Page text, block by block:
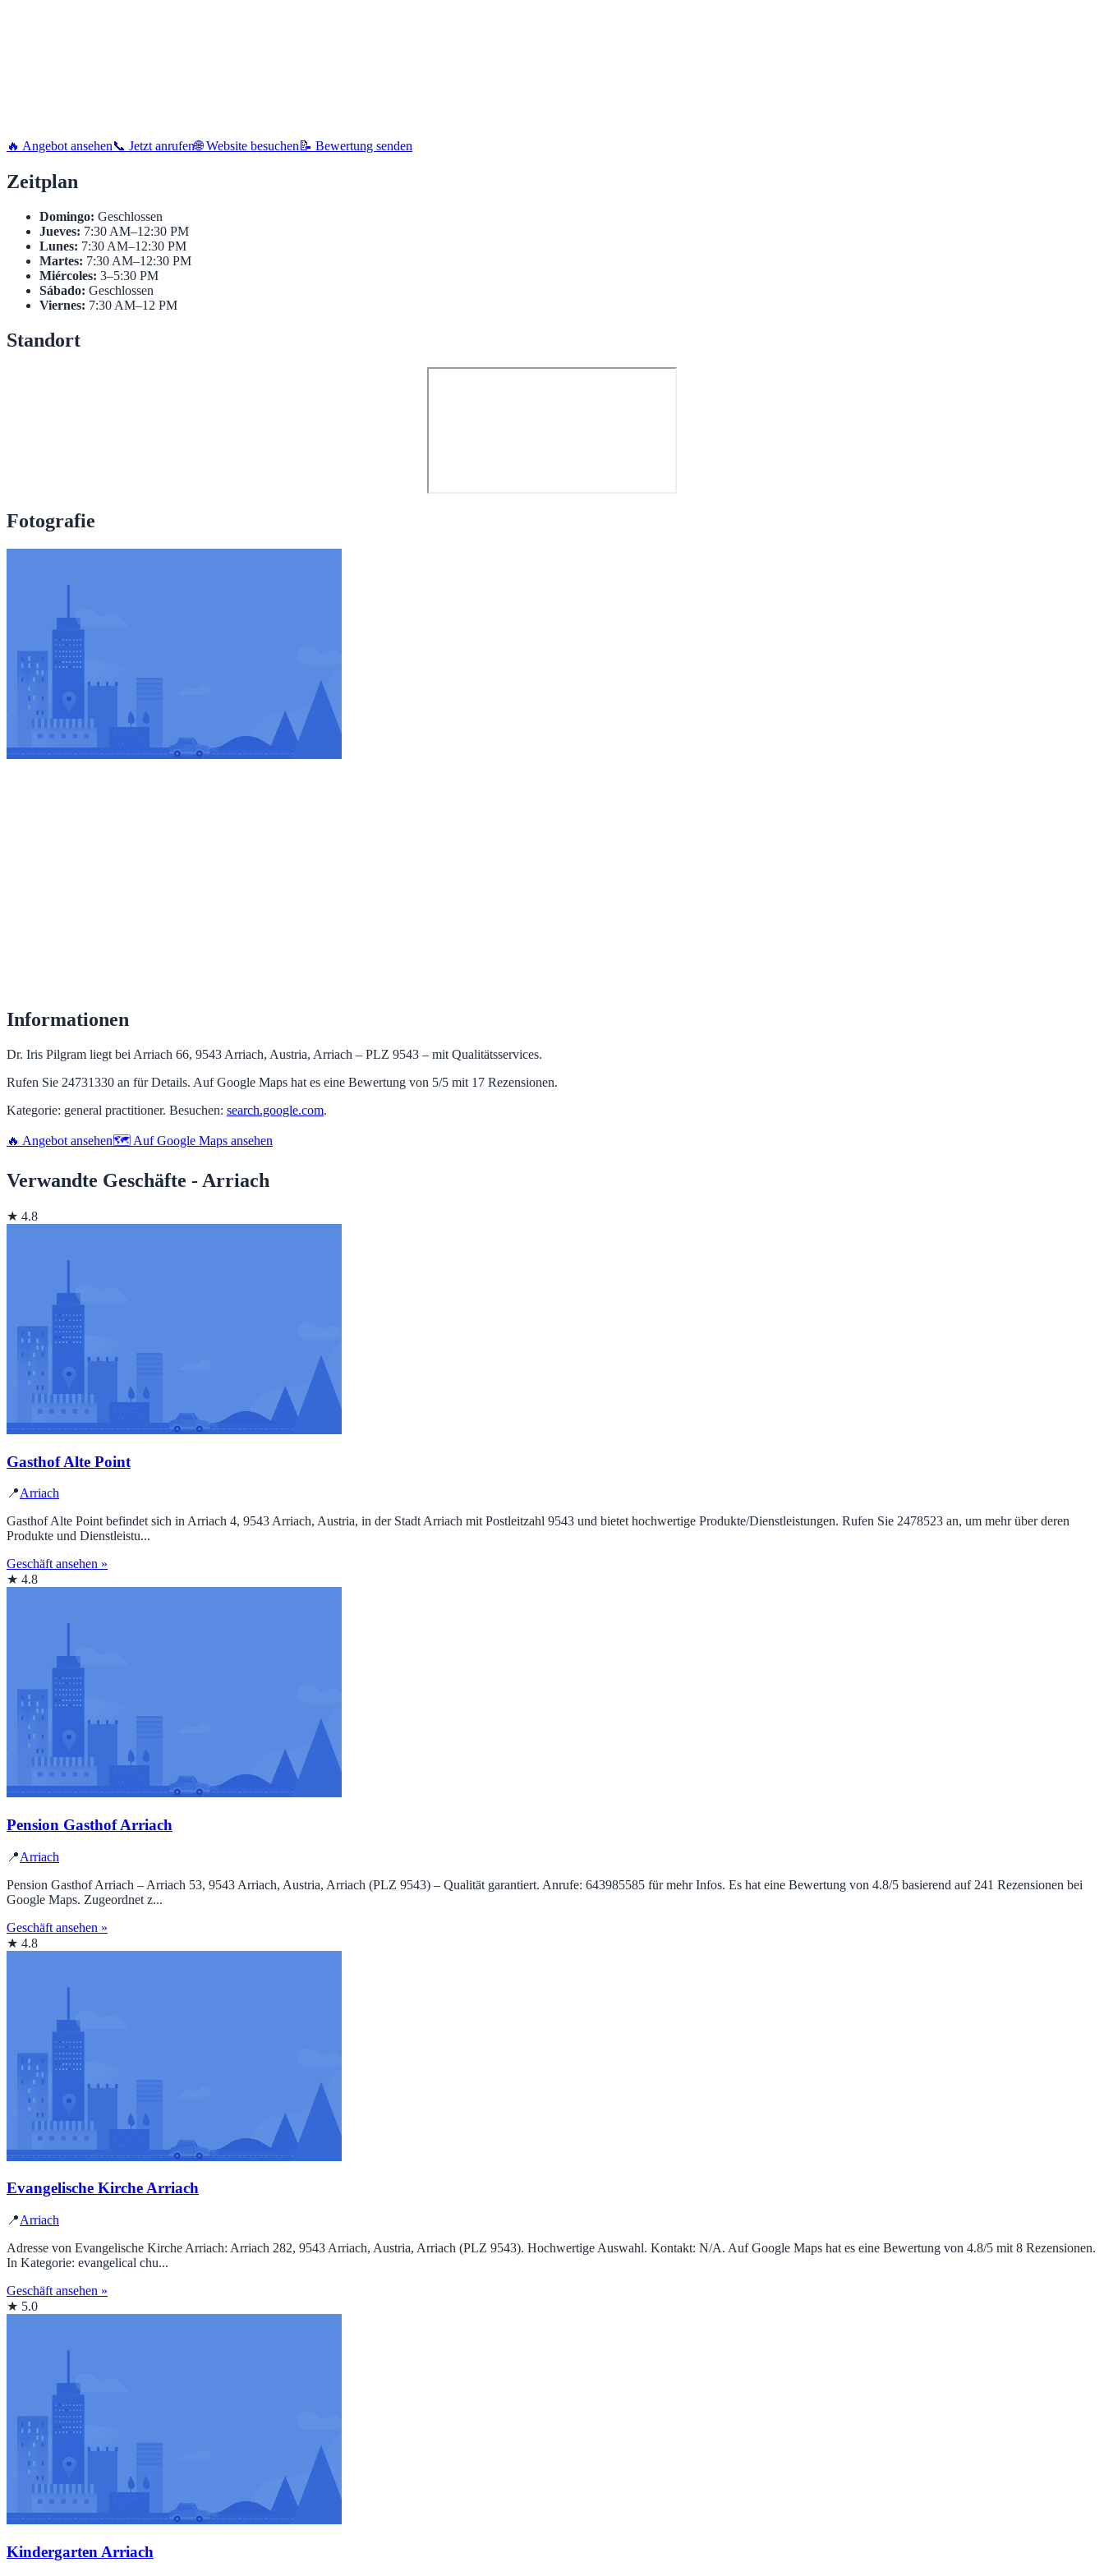
🔥 Angebot ansehen📞 Jetzt anrufen🌐 Website besuchen 📝 Bewertung senden
Zeitplan
Domingo: Geschlossen
Jueves: 7:30 AM–12:30 PM
Lunes: 7:30 AM–12:30 PM
Martes: 7:30 AM–12:30 PM
Miércoles: 3–5:30 PM
Sábado: Geschlossen
Viernes: 7:30 AM–12 PM
Standort
Fotografie
Informationen
Dr. Iris Pilgram liegt bei Arriach 66, 9543 Arriach, Austria, Arriach – PLZ 9543 – mit Qualitätsservices.
Rufen Sie 24731330 an für Details. Auf Google Maps hat es eine Bewertung von 5/5 mit 17 Rezensionen.
Kategorie: general practitioner. Besuchen: search.google.com.
🔥 Angebot ansehen🗺️ Auf Google Maps ansehen
Verwandte Geschäfte - Arriach
★ 4.8
Gasthof Alte Point
📍Arriach
Gasthof Alte Point befindet sich in Arriach 4, 9543 Arriach, Austria, in der Stadt Arriach mit Postleitzahl 9543 und bietet hochwertige Produkte/Dienstleistungen. Rufen Sie 2478523 an, um mehr über deren
Produkte und Dienstleistu...
Geschäft ansehen »
★ 4.8
Pension Gasthof Arriach
📍Arriach
Pension Gasthof Arriach – Arriach 53, 9543 Arriach, Austria, Arriach (PLZ 9543) – Qualität garantiert. Anrufe: 643985585 für mehr Infos. Es hat eine Bewertung von 4.8/5 basierend auf 241 Rezensionen bei
Google Maps. Zugeordnet z...
Geschäft ansehen »
★ 4.8
Evangelische Kirche Arriach
📍Arriach
Adresse von Evangelische Kirche Arriach: Arriach 282, 9543 Arriach, Austria, Arriach (PLZ 9543). Hochwertige Auswahl. Kontakt: N/A. Auf Google Maps hat es eine Bewertung von 4.8/5 mit 8 Rezensionen.
In Kategorie: evangelical chu...
Geschäft ansehen »
★ 5.0
Kindergarten Arriach